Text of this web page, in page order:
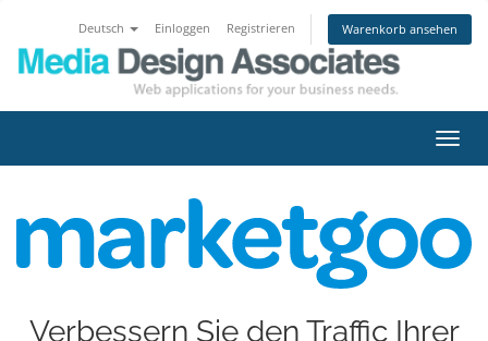
Deutsch Einloggen Registrieren Warenkorb ansehen
ein-/
Verbessern Sie den Traffic Ihrer